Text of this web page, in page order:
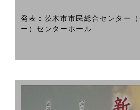
発表：茨木市市民総合センター
ー）センターホール